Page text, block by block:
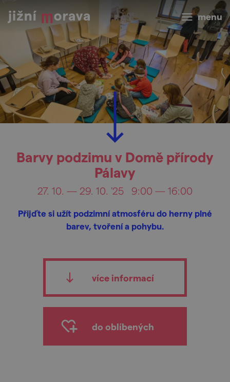
menu
Barvy podzimu v Domě přírody
Pálavy
27. 10. — 29. 10. '25 9:00 — 16:00
Přijďte si užít podzimní atmosféru do herny plné
barev, tvoření a pohybu.
více informací
do oblíbených